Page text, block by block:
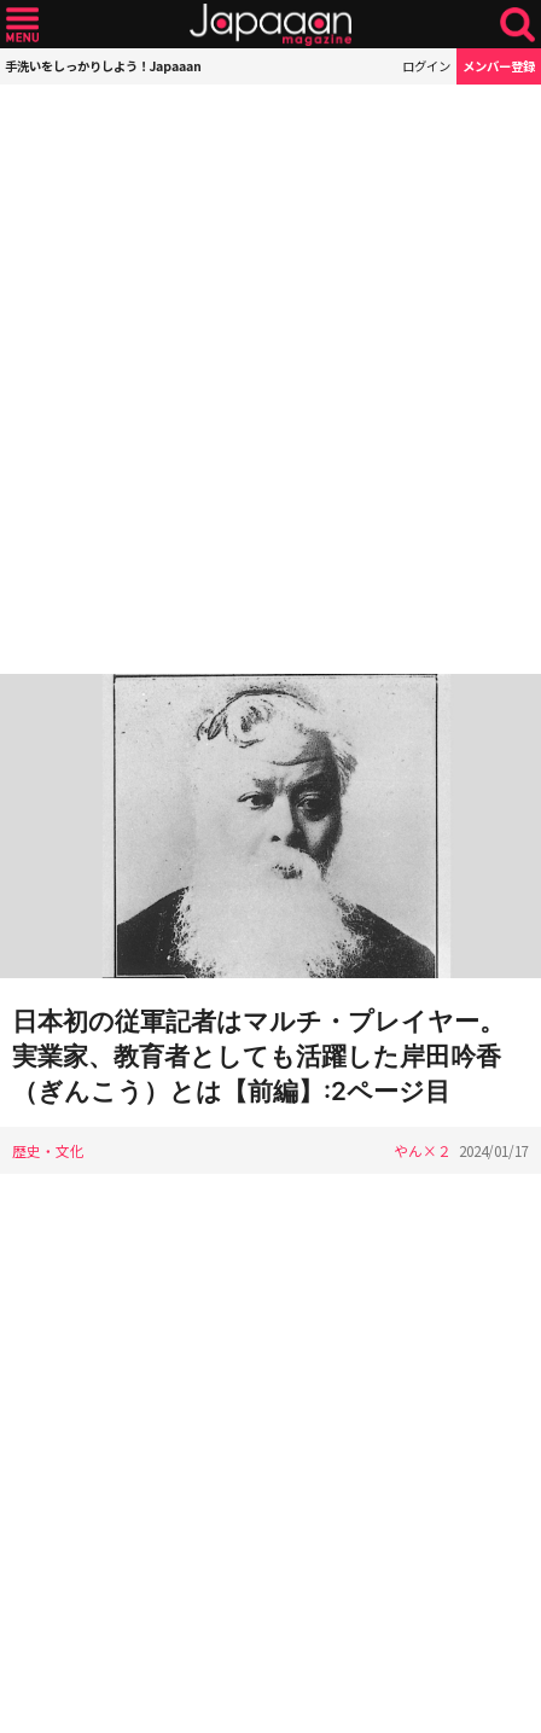
手洗いをしっかりしよう！Japaaan ログイン メンバー登録
日本初の従軍記者はマルチ・プレイヤー。
実業家、教育者としても活躍した岸田吟香
（ぎんこう）とは【前編】:2ページ目
歴史・文化 やん×２ 2024/01/17